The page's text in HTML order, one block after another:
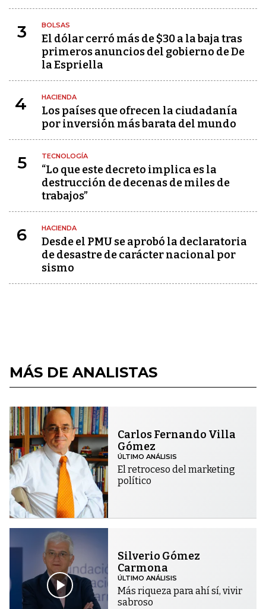
3 BOLSAS
El dólar cerró más de $30 a la baja tras
primeros anuncios del gobierno de De
la Espriella
4 HACIENDA
Los países que ofrecen la ciudadanía
por inversión más barata del mundo
5 TECNOLOGÍA
“Lo que este decreto implica es la
destrucción de decenas de miles de
trabajos”
6 HACIENDA
Desde el PMU se aprobó la declaratoria
de desastre de carácter nacional por
sismo
MÁS DE ANALISTAS
Carlos Fernando Villa
Gómez
ÚLTIMO ANÁLISIS
El retroceso del marketing
político
Silverio Gómez
Carmona
ÚLTIMO ANÁLISIS
Más riqueza para ahí sí, vivir
sabroso